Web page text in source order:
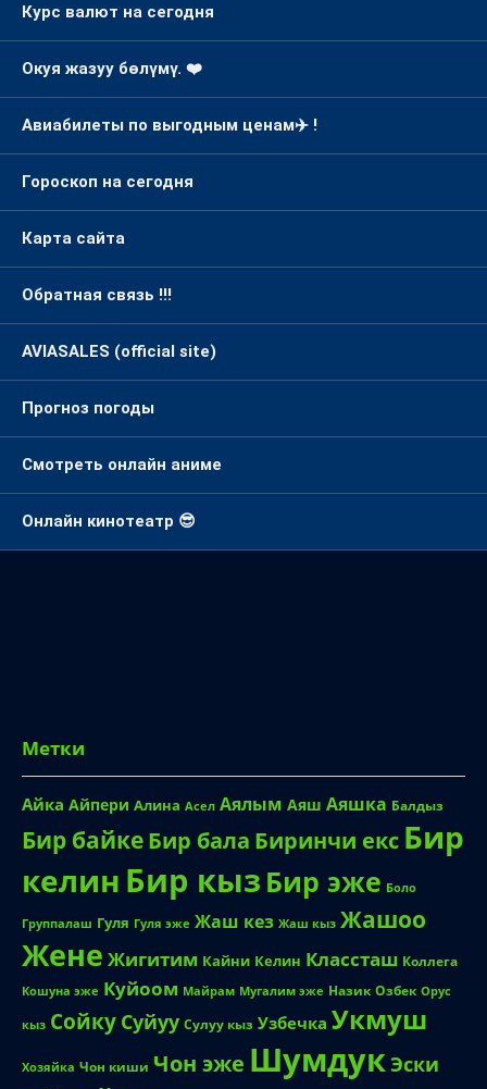
Курс валют на сегодня
Окуя жазуу бөлүмү. ❤️
Авиабилеты по выгодным ценам✈️ !
Гороскоп на сегодня
Карта сайта
Обратная связь !!!
AVIASALES (official site)
Прогноз погоды
Смотреть онлайн аниме
Онлайн кинотеатр 😎
Метки
Айка Айпери Алина Асел Аялым Аяш Аяшка Балдыз
Бир байкеБир бала Биринчи екс Бир
келин Бир кыз Бир эже Боло
Группалаш Гуля Гуля эже Жаш кез Жаш кыз Жашоо
Жене Жигитим Кайни Келин Классташ Коллега
Кошуна эже Куйоом Майрам Мугалим эже Назик Озбек Орус
кыз Сойку Суйуу Сулуу кыз Узбечка Укмуш
Хозяйка Чон киши Чон эже ШумдукЭски